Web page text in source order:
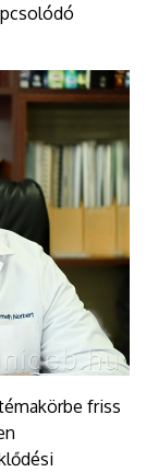
friss